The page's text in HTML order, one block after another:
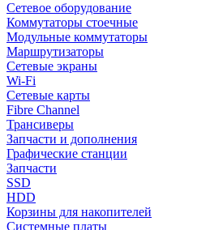
Сетевое оборудование
Коммутаторы стоечные
Модульные коммутаторы
Маршрутизаторы
Сетевые экраны
Wi-Fi
Сетевые карты
Fibre Channel
Трансиверы
Запчасти и дополнения
Графические станции
Запчасти
SSD
HDD
Корзины для накопителей
Системные платы